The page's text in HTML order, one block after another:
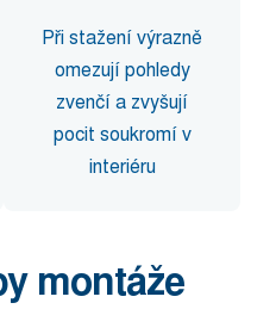
Při stažení výrazně
omezují pohledy
zvenčí a zvyšují
pocit soukromí v
interiéru
montáže